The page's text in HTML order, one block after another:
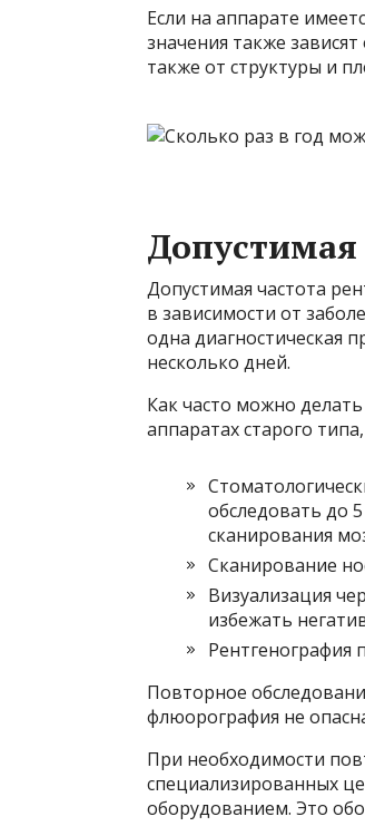
Если на аппарате
значения также
также от структуры и
Допустимая частота
в зависимости от
одна диагностическая
несколько дней.
Как часто можно
аппаратах старого
обследовать до
сканирования
Сканирование
Визуализация
избежать
Рентгенография
Повторное
флюорография не
При необходимости
специализированных
оборудованием. Это